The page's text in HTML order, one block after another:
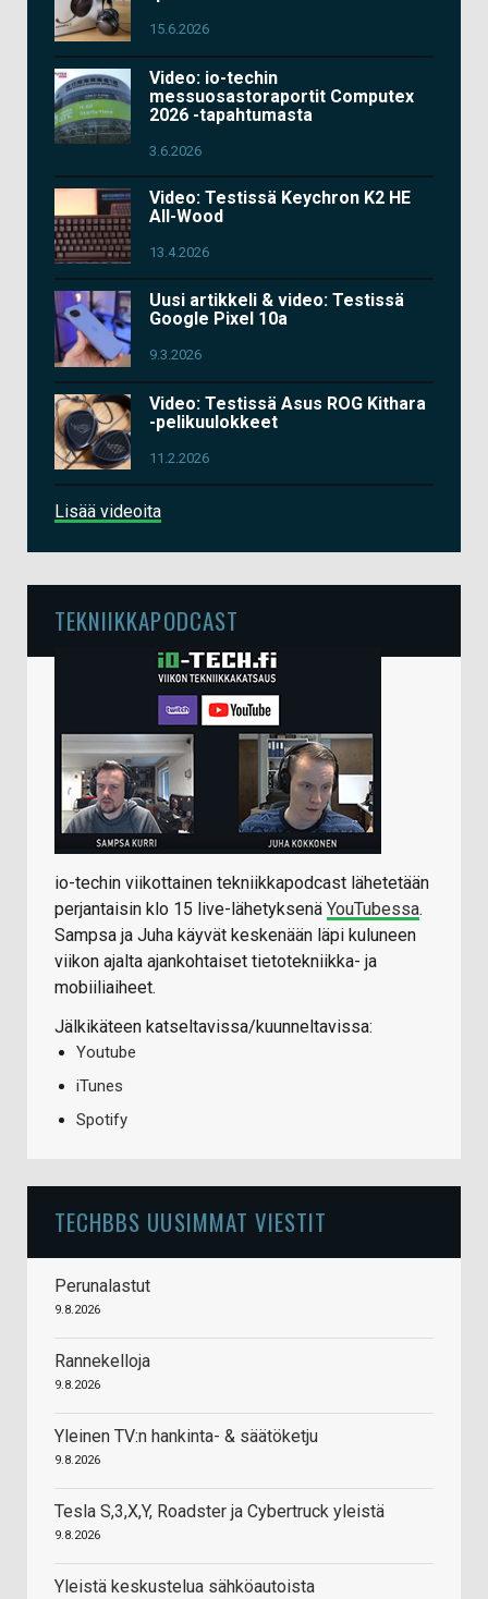
15.6.2026
Video: io-techin
messuosastoraportit Computex
2026 -tapahtumasta
3.6.2026
Video: Testissä Keychron K2 HE
All-Wood
13.4.2026
Uusi artikkeli & video: Testissä
Google Pixel 10a
9.3.2026
Video: Testissä Asus ROG Kithara
-pelikuulokkeet
11.2.2026
Lisää videoita
TEKNIIKKAPODCAST
io-techin viikottainen tekniikkapodcast lähetetään
perjantaisin klo 15 live-lähetyksenä YouTubessa.
Sampsa ja Juha käyvät keskenään läpi kuluneen
viikon ajalta ajankohtaiset tietotekniikka- ja
mobiiliaiheet.
Jälkikäteen katseltavissa/kuunneltavissa:
Youtube
iTunes
Spotify
TECHBBS UUSIMMAT VIESTIT
Perunalastut
9.8.2026
Rannekelloja
9.8.2026
Yleinen TV:n hankinta- & säätöketju
9.8.2026
Tesla S,3,X,Y, Roadster ja Cybertruck yleistä
9.8.2026
Yleistä keskustelua sähköautoista